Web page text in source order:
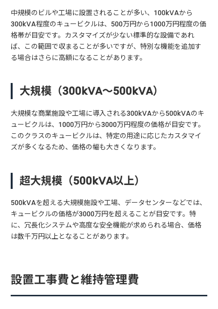
中規模のビルや工場に設置されることが多い、100kVAから
300kVA程度のキュービクルは、500万円から1000万円程度の価
格帯が目安です。カスタマイズが少ない標準的な設備であれ
ば、この範囲で収まることが多いですが、特別な機能を追加す
る場合はさらに高額になることがあります。
大規模（300kVA〜500kVA）
大規模な商業施設や工場に導入される300kVAから500kVAのキ
ュービクルは、1000万円から3000万円程度の価格が目安です。
このクラスのキュービクルは、特定の用途に応じたカスタマイ
ズが多くなるため、価格の幅も大きくなります。
超大規模（500kVA以上）
500kVAを超える大規模施設や工場、データセンターなどでは、
キュービクルの価格が3000万円を超えることが目安です。特
に、冗長化システムや高度な安全機能が求められる場合、価格
は数千万円以上となることがあります。
設置工事費と維持管理費